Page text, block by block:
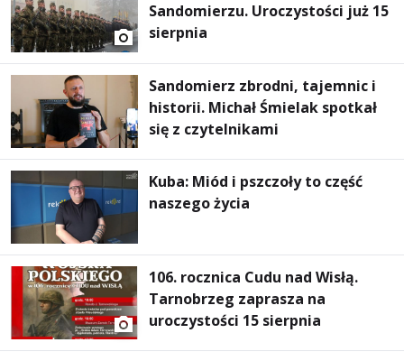
Sandomierzu. Uroczystości już 15
sierpnia
Sandomierz zbrodni, tajemnic i
historii. Michał Śmielak spotkał
się z czytelnikami
Kuba: Miód i pszczoły to część
naszego życia
106. rocznica Cudu nad Wisłą.
Tarnobrzeg zaprasza na
uroczystości 15 sierpnia